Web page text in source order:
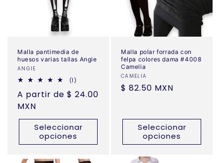
Malla pantimedia de
huesos varias tallas Angie
Proveedor:
ANGIE
(1)
totales
Precio
habitual
A partir de $ 24.00
MXN
Seleccionar
opciones
Malla polar forrada con
felpa colores dama #4008
Camelia
Proveedor:
CAMELIA
Precio
$ 82.50 MXN
Seleccionar
opciones